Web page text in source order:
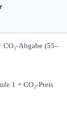
CO₂-Abgabe (55–
1 + CO₂-Preis